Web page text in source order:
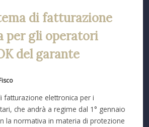
di fatturazione
per gli operatori
del garante
fatturazione elettronica per i
che andrà a regime dal 1° gennaio
la normativa in materia di protezione